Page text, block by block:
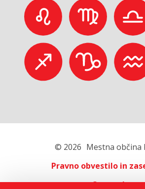
© 2026 Mestna občina
Pravno obvestilo in
O portalu